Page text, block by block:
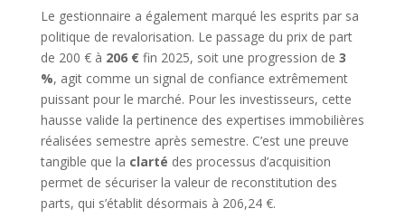
Le gestionnaire a également marqué les esprits par sa
politique de revalorisation. Le passage du prix de part
de 200 € à 206 €fin 2025, soit une progression de 3
%, agit comme un signal de confiance extrêmement
puissant pour le marché. Pour les investisseurs, cette
hausse valide la pertinence des expertises immobilières
réalisées semestre après semestre. C’est une preuve
tangible que la clarté des processus d’acquisition
permet de sécuriser la valeur de reconstitution des
parts, qui s’établit désormais à 206,24 €.